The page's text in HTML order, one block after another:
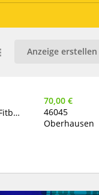
Anzeige erstellen
Hallo zusammen verkaufe meine Fitbit Versa 3 die Uhr befindet sich in einem guten aber gebrauchten zustand. Keine Macken oder Kratzer.
70,00 €
46045
Oberhausen